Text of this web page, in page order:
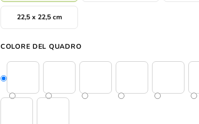
stelle.
22,5 x 22,5 cm
COLORE DEL QUADRO